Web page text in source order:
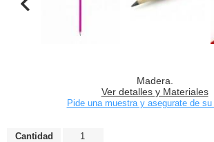
Madera.
Ver detalles y Materiales
Pide una muestra y asegurate de su
Cantidad
1